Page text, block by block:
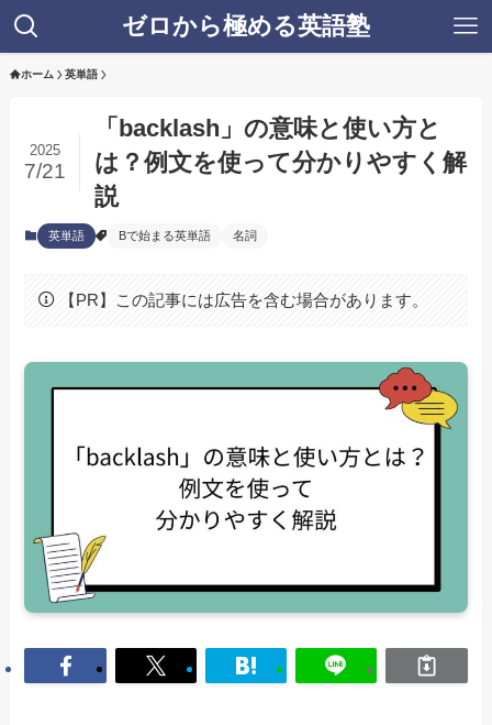
ゼロから極める英語塾
ホーム 英単語
「backlash」の意味と使い方と
は？例文を使って分かりやすく解
説
2025
7/21
英単語 Bで始まる英単語 名詞
【PR】この記事には広告を含む場合があります。